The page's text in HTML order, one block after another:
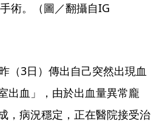
術。（圖／翻攝自IG
（3日）傳出自己突然出現血
出血」，由於出血量異常龐
，病況穩定，正在醫院接受治